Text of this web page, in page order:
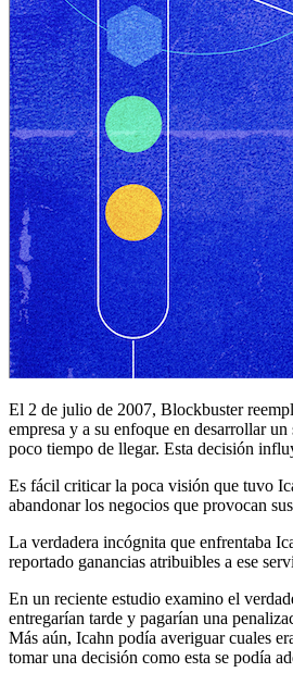
El 2 de julio de 2007, Blockbuster
empresa y a su enfoque en desarrollar
poco tiempo de llegar. Esta decisión
Es fácil criticar la poca visión que tuvo
abandonar los negocios que provocan
La verdadera incógnita que enfrentaba
reportado ganancias atribuibles a ese
En un reciente estudio examino el
entregarían tarde y pagarían una
Más aún, Icahn podía averiguar cuales
tomar una decisión como esta se podía